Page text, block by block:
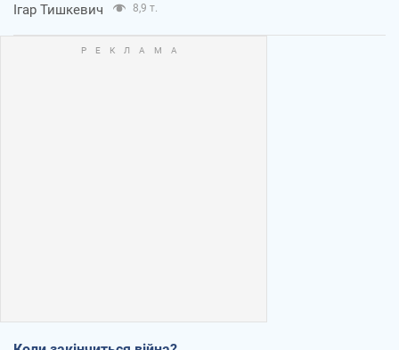
Ігар Тишкевич 8,9 т.